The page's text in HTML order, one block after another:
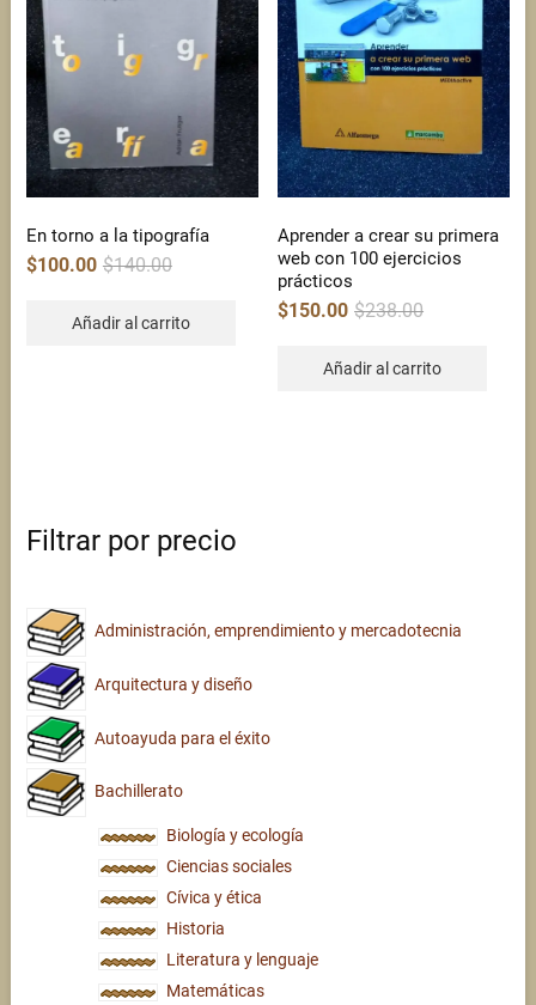
En torno a la tipografía
$140.00Original
$100.00
Current
Añadir al carrito
Aprender a crear su primera
web con 100 ejercicios
prácticos
$238.00Original
$150.00
Current
Añadir al carrito
Filtrar por precio
Administración, emprendimiento y mercadotecnia
Arquitectura y diseño
Autoayuda para el éxito
Bachillerato
Biología y ecología
Ciencias sociales
Cívica y ética
Historia
Literatura y lenguaje
Matemáticas